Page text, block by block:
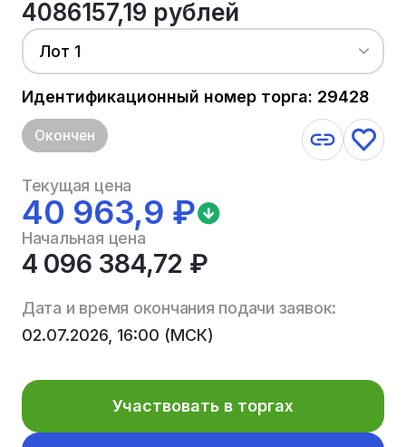
4086157,19 рублей
Лот 1
Идентификационный номер торга: 29428
Окончен
Текущая цена
40 963,9 ₽
Начальная цена
4 096 384,72 ₽
Дата и время окончания подачи заявок:
02.07.2026, 16:00 (МСК)
Участвовать в торгах